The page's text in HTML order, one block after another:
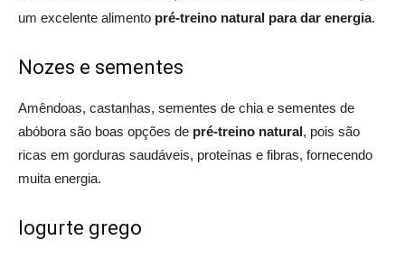
um excelente alimento pré-treino natural para dar energia.
Nozes e sementes
Amêndoas, castanhas, sementes de chia e sementes de
abóbora são boas opções de pré-treino natural, pois são
ricas em gorduras saudáveis, proteínas e fibras, fornecendo
muita energia.
Iogurte grego